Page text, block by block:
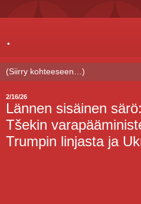
.
2/16/26
Lännen sisäinen
Tšekin
Trumpin linjasta ja